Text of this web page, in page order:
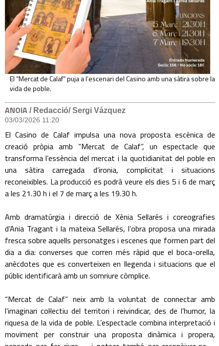
El “Mercat de Calaf” puja a l’escenari del Casino amb una sàtira sobre la
vida de poble.
ANOIA / Redacció/ Sergi Vázquez
03/03/2026 11:20
El Casino de Calaf impulsa una nova proposta escènica de
creació pròpia amb “Mercat de Calaf”, un espectacle que
transforma l’essència del mercat i la quotidianitat del poble en
una sàtira carregada d’ironia, complicitat i situacions
reconeixibles. La producció es podrà veure els dies 5 i 6 de març
a les 21.30 h i el 7 de març a les 19.30 h.
Amb dramatúrgia i direcció de Xènia Sellarés i coreografies
d’Ania Tragant i la mateixa Sellarés, l’obra proposa una mirada
fresca sobre aquells personatges i escenes que formen part del
dia a dia: converses que corren més ràpid que el boca-orella,
anècdotes que es converteixen en llegenda i situacions que el
públic identificarà amb un somriure còmplice.
“Mercat de Calaf” neix amb la voluntat de connectar amb
l’imaginari col·lectiu del territori i reivindicar, des de l’humor, la
riquesa de la vida de poble. L’espectacle combina interpretació i
moviment per construir una proposta dinàmica i propera,